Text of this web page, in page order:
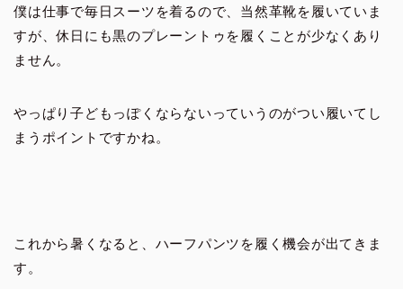
僕は仕事で毎日スーツを着るので、当然革靴を履いていま
すが、休日にも黒のプレーントゥを履くことが少なくあり
ません。
やっぱり子どもっぽくならないっていうのがつい履いてし
まうポイントですかね。
これから暑くなると、ハーフパンツを履く機会が出てきま
す。